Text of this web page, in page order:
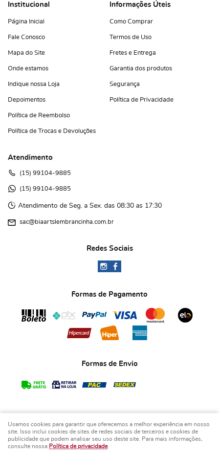
Institucional
Página Inicial
Fale Conosco
Mapa do Site
Onde estamos
Indique nossa Loja
Depoimentos
Política de Reembolso
Política de Trocas e Devoluções
Informações Úteis
Como Comprar
Termos de Uso
Fretes e Entrega
Garantia dos produtos
Segurança
Política de Privacidade
Atendimento
(15) 99104-9885
(15) 99104-9885
Atendimento de Seg. a Sex. das 08:30 as 17:30
sac@biaartslembrancinha.com.br
Redes Sociais
Formas de Pagamento
Formas de Envio
COPYRIGHT BIA ART'S LEMBRANCINHAS - 2026 - TODOS OS DIREITOS RESERVADOS.
LOJA VIRTUAL CRIADA POR
Usamos cookies para garantir que oferecemos a melhor experiência em nosso
site. Isso inclui cookies de sites de redes sociais de terceiros e cookies de
publicidade que podem analisar seu uso deste site. Para mais informações,
consulte nossa Política de privacidade.